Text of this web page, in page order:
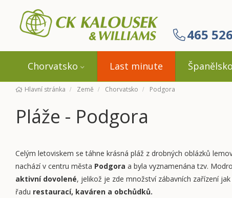
465
Chorvatsko Last minute Španělsko
Hlavní stránka Země Chorvatsko Podgora
Pláže - Podgora
Celým letoviskem se táhne krásná pláž z drobných oblázků
nachází v centru města Podgora a byla vyznamenána tzv.
aktivní dovolené, jelikož je zde množství zábavních zařízení
řadu restaurací, kaváren a obchůdků.